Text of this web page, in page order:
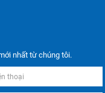
nhất từ chúng tôi.